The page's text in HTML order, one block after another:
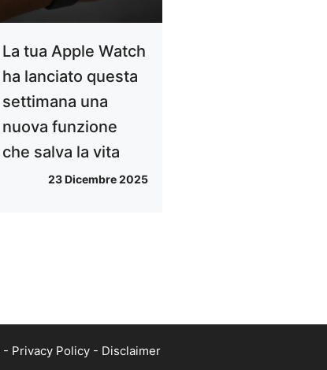
La tua Apple Watch
ha lanciato questa
settimana una
nuova funzione
che salva la vita
23 Dicembre 2025
- Privacy Policy - Disclaimer